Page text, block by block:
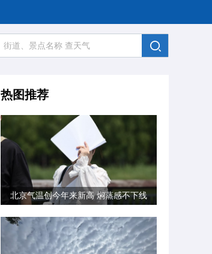
热图推荐
北京气温创今年来新高 焖蒸感不下线